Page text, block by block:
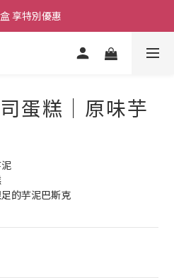
享特別優惠
享特別優惠
開心果布朗尼禮盒
蛋糕｜原味芋
的芋泥巴斯克